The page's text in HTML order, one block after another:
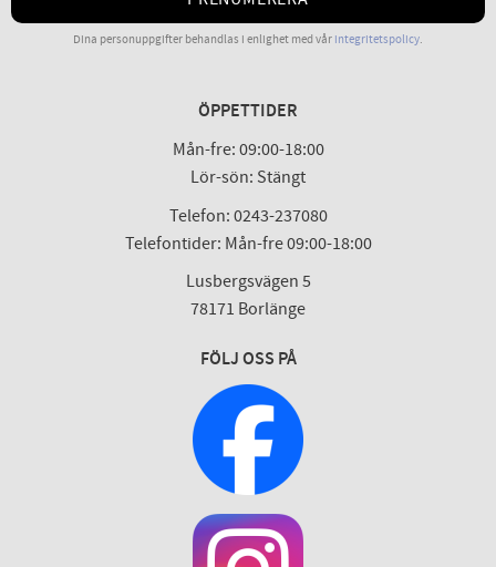
Dina personuppgifter behandlas i enlighet med vår integritetspolicy.
ÖPPETTIDER
Mån-fre: 09:00-18:00
Lör-sön: Stängt
Telefon: 0243-237080
Telefontider: Mån-fre 09:00-18:00
Lusbergsvägen 5
78171 Borlänge
FÖLJ OSS PÅ